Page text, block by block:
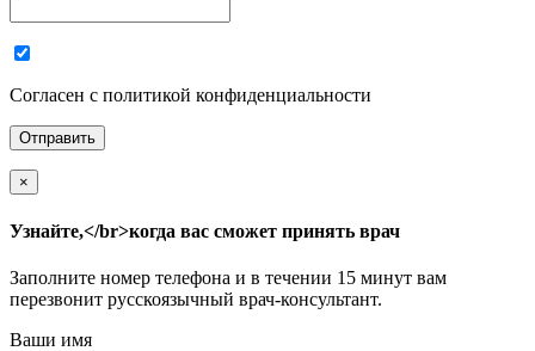
Согласен с политикой конфиденциальности
×
Узнайте,</br>когда вас сможет принять врач
Заполните номер телефона и в течении 15 минут вам
перезвонит русскоязычный врач-консультант.
Ваши имя